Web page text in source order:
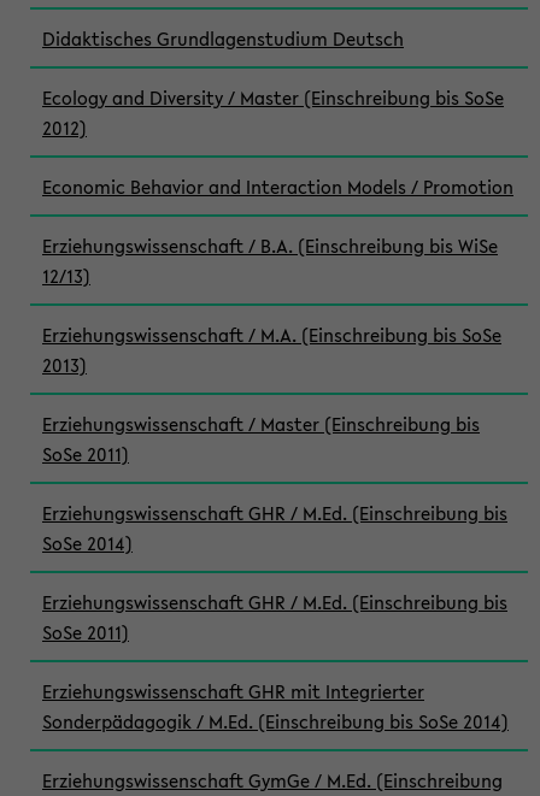
Didaktisches Grundlagenstudium Deutsch
Ecology and Diversity / Master (Einschreibung bis SoSe
2012)
Economic Behavior and Interaction Models / Promotion
Erziehungswissenschaft / B.A. (Einschreibung bis WiSe
12/13)
Erziehungswissenschaft / M.A. (Einschreibung bis SoSe
2013)
Erziehungswissenschaft / Master (Einschreibung bis
SoSe 2011)
Erziehungswissenschaft GHR / M.Ed. (Einschreibung bis
SoSe 2014)
Erziehungswissenschaft GHR / M.Ed. (Einschreibung bis
SoSe 2011)
Erziehungswissenschaft GHR mit Integrierter
Sonderpädagogik / M.Ed. (Einschreibung bis SoSe 2014)
Erziehungswissenschaft GymGe / M.Ed. (Einschreibung